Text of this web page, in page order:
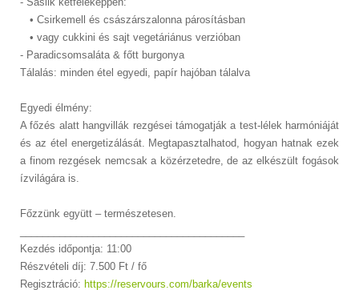
• Csirkemell és császárszalonna párosításban
• vagy cukkini és sajt vegetáriánus verzióban
- Paradicsomsaláta & főtt burgonya
Tálalás: minden étel egyedi, papír hajóban tálalva
Egyedi élmény:
A főzés alatt hangvillák rezgései támogatják a test-lélek harmóniáját
és az étel energetizálását. Megtapasztalhatod, hogyan hatnak ezek
a finom rezgések nemcsak a közérzetedre, de az elkészült fogások
ízvilágára is.
Főzzünk együtt – természetesen.
Kezdés időpontja: 11:00
Részvételi díj: 7.500 Ft / fő
Regisztráció: https://reservours.com/barka/events